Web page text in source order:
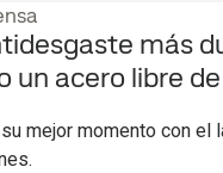
más
un acero libre
mejor momento con el